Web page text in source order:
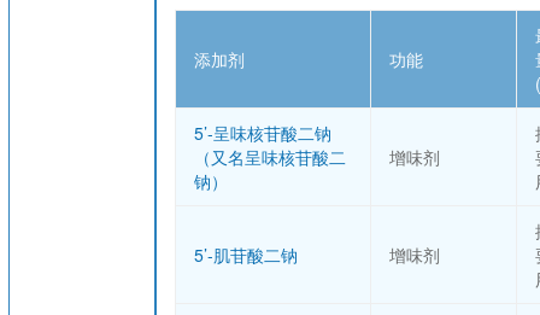
添加剂 功能
5’-呈味核苷酸二钠
（又名呈味核苷酸二
钠）
增味剂
5’-肌苷酸二钠 增味剂